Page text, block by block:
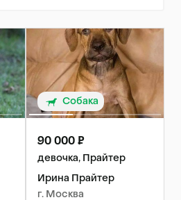
Собака
90 000 ₽
девочка, Прайтер
Ирина Прайтер
г. Москва